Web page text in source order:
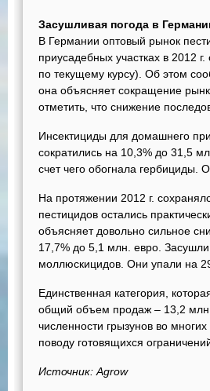
Засушливая погода в
В Германии оптовый рынок
приусадебных участках в 2012
по текущему курсу). Об этом
она объясняет сокращение
отметить, что снижение
Инсектициды для домашнего
сократились на 10,3% до 31,5
счет чего обогнала гербициды.
На протяжении 2012 г.
пестицидов остались
объясняет довольно сильное
17,7% до 5,1 млн. евро.
моллюскицидов. Они упали на
Единственная категория,
общий объем продаж – 13,2 млн.
численности грызунов во
поводу готовящихся
Источник: Agrow